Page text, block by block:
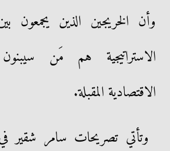
وأن الخريجين الذين يجمعون
الاستراتيجية هم مَن سيبنون
الاقتصادية المقبلة.
وتأتي تصريحات سامر شقير